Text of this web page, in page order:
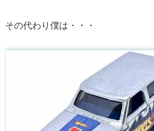
その代わり僕は・・・